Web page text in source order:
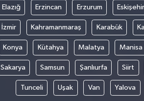
Elazığ Erzincan Erzurum Eskişehir
İzmir Kahramanmaraş Karabük
Konya Kütahya Malatya Manisa
Sakarya Samsun Şanlıurfa Siirt
Tunceli Uşak Van Yalova